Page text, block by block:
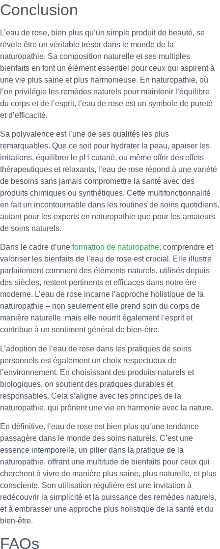
Conclusion
L’eau de rose, bien plus qu’un simple produit de beauté, se
révèle être un véritable trésor dans le monde de la
naturopathie. Sa composition naturelle et ses multiples
bienfaits en font un élément essentiel pour ceux qui aspirent à
une vie plus saine et plus harmonieuse. En naturopathie, où
l’on privilégie les remèdes naturels pour maintenir l’équilibre
du corps et de l’esprit, l’eau de rose est un symbole de pureté
et d’efficacité.
Sa polyvalence est l’une de ses qualités les plus
remarquables. Que ce soit pour hydrater la peau, apaiser les
irritations, équilibrer le pH cutané, ou même offrir des effets
thérapeutiques et relaxants, l’eau de rose répond à une variété
de besoins sans jamais compromettre la santé avec des
produits chimiques ou synthétiques. Cette multifonctionnalité
en fait un incontournable dans les routines de soins quotidiens,
autant pour les experts en naturopathie que pour les amateurs
de soins naturels.
Dans le cadre d’une formation de naturopathe, comprendre et
valoriser les bienfaits de l’eau de rose est crucial. Elle illustre
parfaitement comment des éléments naturels, utilisés depuis
des siècles, restent pertinents et efficaces dans notre ère
moderne. L’eau de rose incarne l’approche holistique de la
naturopathie – non seulement elle prend soin du corps de
manière naturelle, mais elle nourrit également l’esprit et
contribue à un sentiment général de bien-être.
L’adoption de l’eau de rose dans les pratiques de soins
personnels est également un choix respectueux de
l’environnement. En choisissant des produits naturels et
biologiques, on soutient des pratiques durables et
responsables. Cela s’aligne avec les principes de la
naturopathie, qui prônent une vie en harmonie avec la nature.
En définitive, l’eau de rose est bien plus qu’une tendance
passagère dans le monde des soins naturels. C’est une
essence intemporelle, un pilier dans la pratique de la
naturopathie, offrant une multitude de bienfaits pour ceux qui
cherchent à vivre de manière plus saine, plus naturelle, et plus
consciente. Son utilisation régulière est une invitation à
redécouvrir la simplicité et la puissance des remèdes naturels,
et à embrasser une approche plus holistique de la santé et du
bien-être.
FAQs